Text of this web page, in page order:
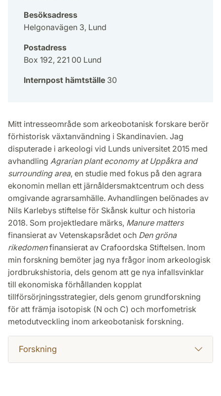
Besöksadress
Helgonavägen 3, Lund
Postadress
Box 192, 221 00 Lund
Internpost hämtställe 30
Mitt intresseområde som arkeobotanisk forskare berör
förhistorisk växtanvändning i Skandinavien. Jag
disputerade i arkeologi vid Lunds universitet 2015 med
avhandling Agrarian plant economy at Uppåkra and
surrounding area, en studie med fokus på den agrara
ekonomin mellan ett järnåldersmaktcentrum och dess
omgivande agrarsamhälle. Avhandlingen belönades av
Nils Karlebys stiftelse för Skånsk kultur och historia
2018. Som projektledare märks, Manure matters
finansierat av Vetenskapsrådet och Den gröna
rikedomenfinansierat av Crafoordska Stiftelsen. Inom
min forskning bemöter jag nya frågor inom arkeologisk
jordbrukshistoria, dels genom att ge nya infallsvinklar
till ekonomiska förhållanden kopplat
tillförsörjningsstrategier, dels genom grundforskning
för att främja isotopisk (N och C) och morfometrisk
metodutveckling inom arkeobotanisk forskning.
Forskning